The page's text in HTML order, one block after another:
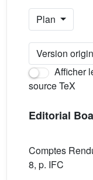
Plan
Version
Afficher
source TeX
Editorial
Comptes
8, p. IFC